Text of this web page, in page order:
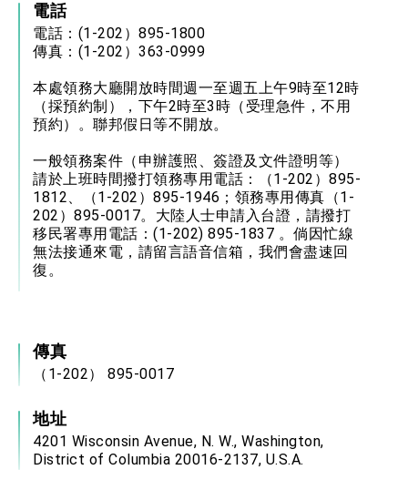
外交部長林佳龍接見美國智庫「德國馬歇爾基金
會」訪問團一行，深化跨大西洋戰略夥伴關係
臺美經貿談判獲階段性成果 卓揆期勉爭取時間完
成「臺美對等貿易協定」簽署
卓揆：臺美關稅談判階段性結果有助臺灣取得有
利戰略地位 全力支持「臺美對等貿易協定」簽署
外交部與數位發展部攜手合作，整合台灣雄厚數
位實力，達成固邦榮邦目標
外交部長林佳龍主持第35次「參與亞太經濟合作
策略小組」跨部會會議
民調顯示多數國人滿意政府外交表現，高度支持
「總合外交」與台歐美日關係深化
總統以「韌性之島，希望之光」為題發表2026新
年談話
團結 迎風轉型 穩健前行
總統重要談話
電話
電話：(1-202）895-1800
傳真：(1-202）363-0999
本處領務大廳開放時間週一至週五上午9時至12時
（採預約制），下午2時至3時（受理急件，不用
預約）。聯邦假日等不開放。
一般領務案件（申辦護照、簽證及文件證明等）
請於上班時間撥打領務專用電話：（1-202）895-
1812、（1-202）895-1946；領務專用傳真（1-
202）895-0017。大陸人士申請入台證，請撥打
移民署專用電話：(1-202) 895-1837 。倘因忙線
無法接通來電，請留言語音信箱，我們會盡速回
復。
傳真
（1-202） 895-0017
地址
4201 Wisconsin Avenue, N. W., Washington,
District of Columbia 20016-2137, U.S.A.